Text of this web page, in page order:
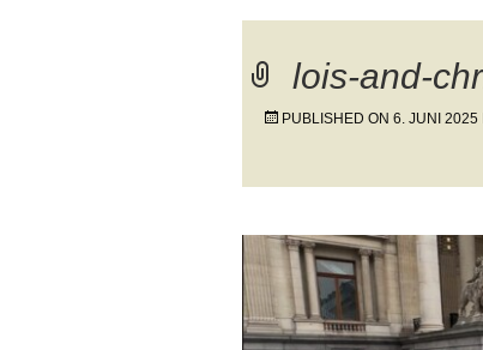
lois-and-
PUBLISHED ON 6. JUNI 2025